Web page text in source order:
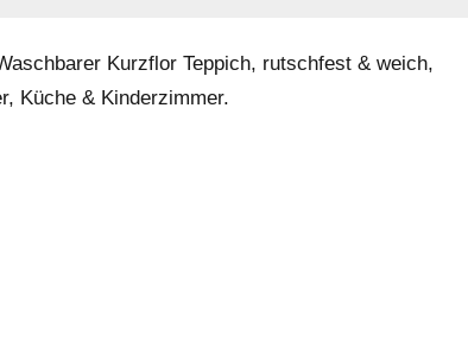
Kurzflor Teppich, rutschfest & weich,
Küche & Kinderzimmer.